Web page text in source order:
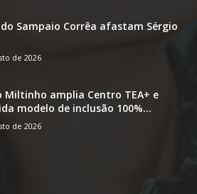
do Sampaio Corrêa afastam Sérgio
de 2026
Miltinho amplia Centro TEA+ e
modelo de inclusão 100%...
de 2026